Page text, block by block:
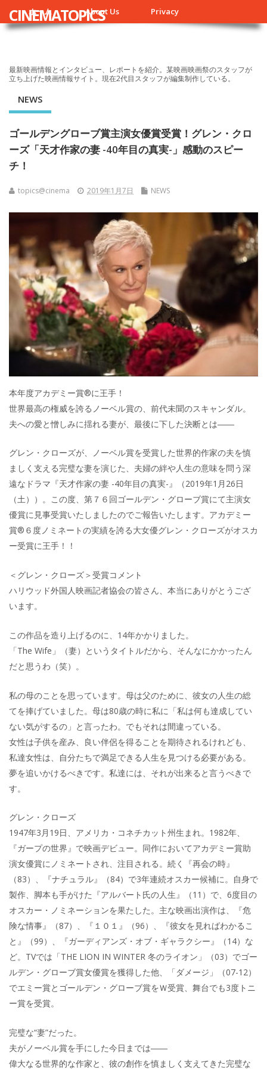
ホーム About Us Privacy
CINEMATOPICS
最新映画情報とインタビュー、レポートを紹介。某映画映画祭のスタッフが
立ち上げた映画情報サイト。現在2代目スタッフが編集制作している。
NEWS
ゴールデングローブ賞主演女優賞受賞！グレン・クロ
ーズ「天才作家の妻 -40年目の真実-」感動のスピー
チ！
topics@cinema 2019年1月7日 NEWS
本年度アカデミー賞®に王手！
世界最高の権威を誇るノーベル賞の、前代未聞のスキャンダル。
夫への愛と憎しみに揺れる妻が、最後に下した決断とは――
グレン・クローズが、ノーベル賞を受賞した世界的作家の夫を慎
ましく支える完璧な妻を演じた、夫婦の絆や人生の意味を問う深
遠なドラマ『天才作家の妻 -40年目の真実-』（2019年1月26日
（土））。この度、第７６回ゴールデン・グローブ賞にて主演女
優賞に見事受賞いたしましたのでご報告いたします。アカデミー
賞®６度ノミネートの実績を誇る大女優グレン・クローズがオスカ
ー受賞に王手！！
＜グレン・クローズ＞受賞コメント
ハリウッド外国人映画記者協会の皆さん、本当にありがとうござ
います。
この作品を造り上げるのに、14年かかりました。
「The Wife」（妻）というタイトルだから、そんなにかかったん
だと思うわ（笑）。
私の母のことを思っています。母は父のために、彼女の人生の総
てを捧げていました。母は80歳の時に私に「私は何も達成してい
ない気がするの」と言ったわ。でもそれは間違っている。
女性は子供を産み、良い伴侶を得ることを期待されるけれども、
私達女性は、自分たちで満足できる人生を見つける必要がある。
夢を追いかけるべきです。私達には、それが出来ると言うべきで
す。
グレン・クローズ
1947年3月19日、アメリカ・コネチカット州生まれ。1982年、
『ガープの世界』で映画デビュー。同作においてアカデミー賞助
演女優賞にノミネートされ、注目される。続く『再会の時』
（83）、『ナチュラル』（84）で3年連続オスカー候補に。自身で
製作、脚本も手がけた『アルバート氏の人生』（11）で、6度目の
オスカー・ノミネーションを果たした。主な映画出演作は、『危
険な情事』（87）、『１０１』（96）、『彼女を見ればわかるこ
と』（99）、『ガーディアンズ・オブ・ギャラクシー』（14）な
ど。TVでは「THE LION IN WINTER 冬のライオン」（03）でゴー
ルデン・グローブ賞女優賞を獲得した他、「ダメージ」（07-12）
でエミー賞とゴールデン・グローブ賞をＷ受賞、舞台でも3度トニ
ー賞を受賞。
完璧な“妻”だった。
夫がノーベル賞を手にした今日までは――
偉大なる世界的な作家と、彼の創作を慎ましく支えてきた完璧な